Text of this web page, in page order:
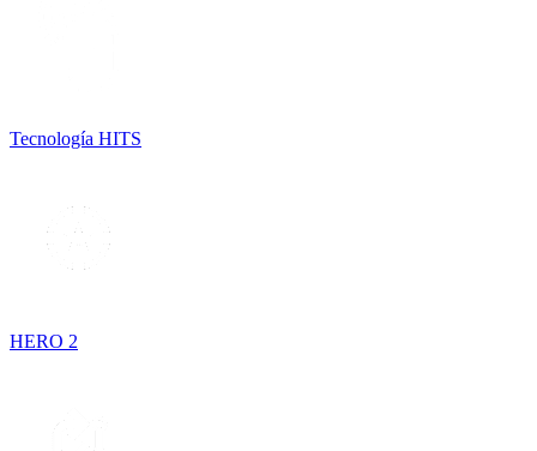
Tecnología HITS
HERO 2